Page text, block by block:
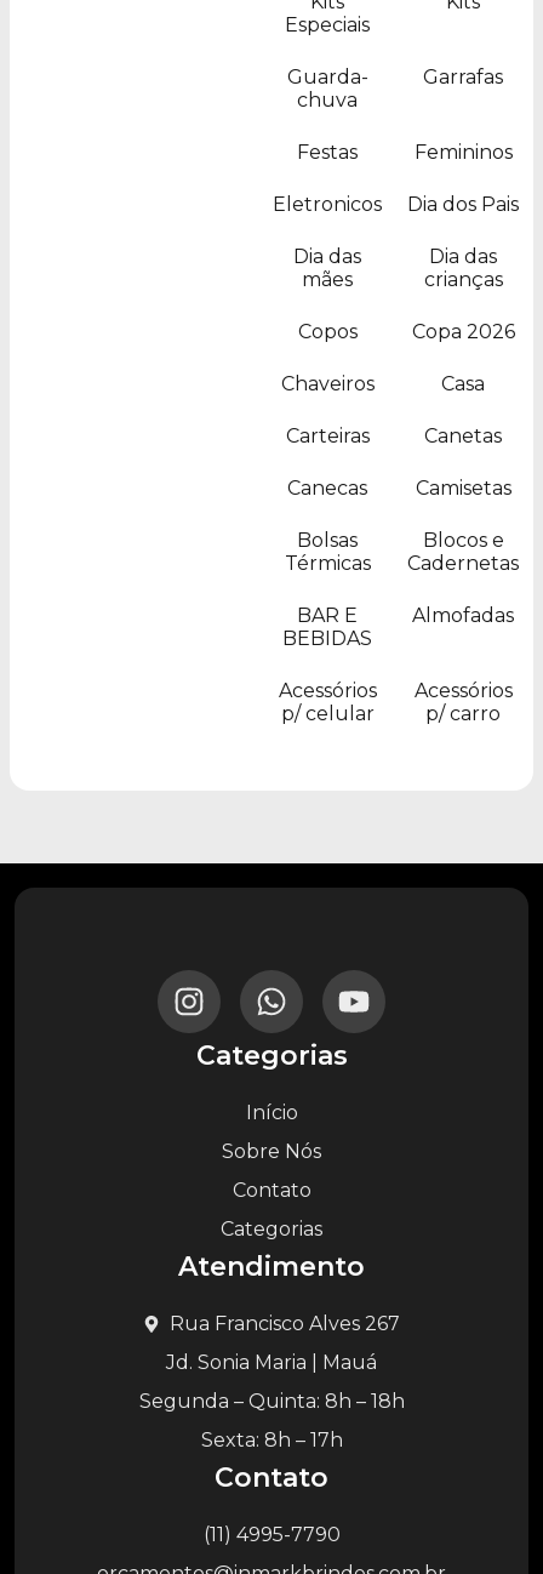
Especiais
Guarda-
chuva
Garrafas
Festas Femininos
Eletronicos Dia dos Pais
Dia das
mães
Dia das
crianças
Copos Copa 2026
Chaveiros Casa
Carteiras Canetas
Canecas Camisetas
Bolsas
Térmicas
Blocos e
Cadernetas
BAR E
BEBIDAS
Almofadas
Acessórios
p/ celular
Acessórios
p/ carro
Categorias
Início
Sobre Nós
Contato
Categorias
Atendimento
Rua Francisco Alves 267
Jd. Sonia Maria | Mauá
Segunda – Quinta: 8h – 18h
Sexta: 8h – 17h
Contato
(11) 4995-7790